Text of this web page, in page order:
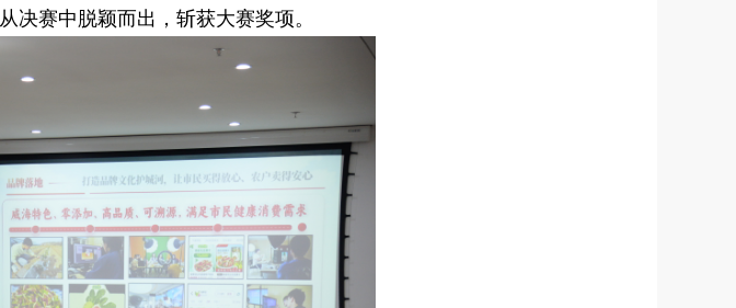
决赛中脱颖而出，斩获大赛奖项。